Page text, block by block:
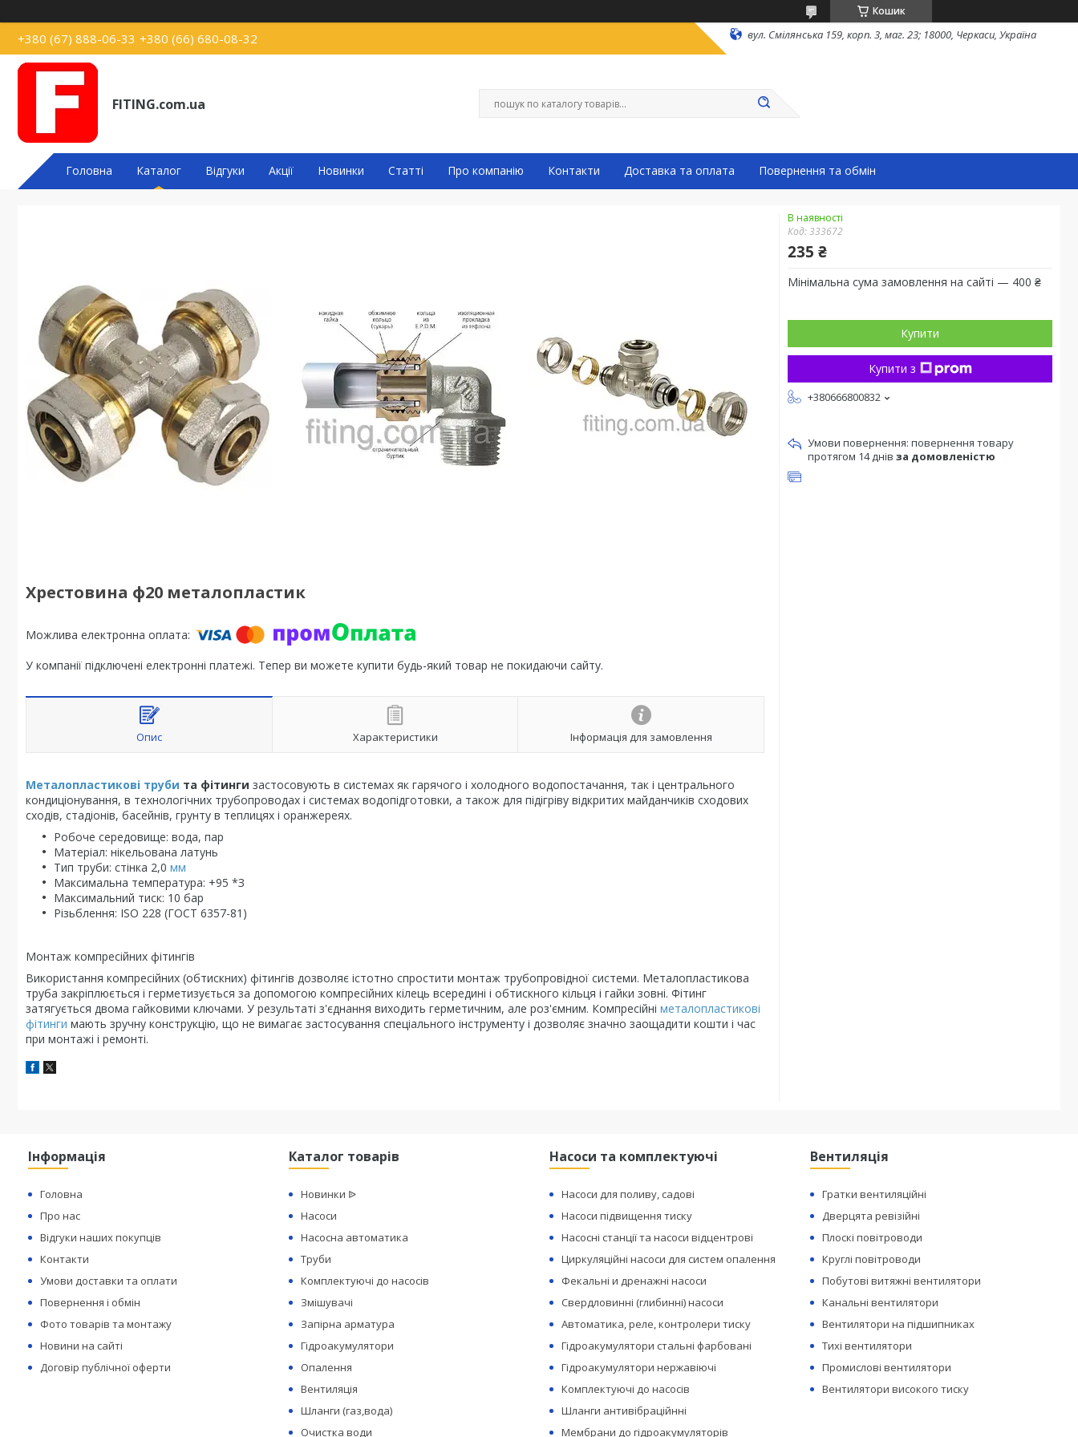
Кошик
+380 (67) 888-06-33 +380 (66) 680-08-32 вул. Смілянська 159, корп. 3, маг. 23; 18000, Черкаси, Україна
FITING.com.ua
Головна Каталог Відгуки Акції Новинки Статті Про компанію Контакти Доставка та оплата Повернення та обмін
Хрестовина ф20 металопластик
У компанії підключені електронні платежі. Тепер ви можете купити будь-який товар не покидаючи сайту.
Опис Характеристики Інформація для замовлення
Металопластикові труби та фітинги застосовують в системах як гарячого і холодного водопостачання, так і центрального
кондиціонування, в технологічних трубопроводах і системах водопідготовки, а також для підігріву відкритих майданчиків сходових
сходів, стадіонів, басейнів, грунту в теплицях і оранжереях.
Робоче середовище: вода, пар
Матеріал: нікельована латунь
Тип труби: стінка 2,0 мм
Максимальна температура: +95 *З
Максимальний тиск: 10 бар
Різьблення: ISO 228 (ГОСТ 6357-81)
Монтаж компресійних фітингів
Використання компресійних (обтискних) фітингів дозволяє істотно спростити монтаж трубопровідної системи. Металопластикова
труба закріплюється і герметизується за допомогою компресійних кілець всередині і обтискного кільця і гайки зовні. Фітинг
затягується двома гайковими ключами. У результаті з'єднання виходить герметичним, але роз'ємним. Компресійні металопластикові
фітинги мають зручну конструкцію, що не вимагає застосування спеціального інструменту і дозволяє значно заощадити кошти і час
при монтажі і ремонті.
В наявності
Код:333672
235 ₴
Мінімальна сума замовлення на сайті — 400 ₴
Купити
Купити з
+380666800832
повернення товару
протягом 14 днів за домовленістю
Інформація
Головна
Про нас
Відгуки наших покупців
Контакти
Умови доставки та оплати
Повернення і обмін
Фото товарів та монтажу
Новини на сайті
Договір публічної оферти
Каталог товарів
Новинки ᐉ
Насоси
Насосна автоматика
Труби
Комплектуючі до насосів
Змішувачі
Запірна арматура
Гідроакумулятори
Опалення
Вентиляція
Шланги (газ,вода)
Очистка води
Насоси та комплектуючі
Насоси для поливу, садові
Насоси підвищення тиску
Насосні станції та насоси відцентрові
Циркуляційні насоси для систем опалення
Фекальні и дренажні насоси
Свердловинні (глибинні) насоси
Автоматика, реле, контролери тиску
Гідроакумулятори стальні фарбовані
Гідроакумулятори нержавіючі
Комплектуючі до насосів
Шланги антивібраційнні
Мембрани до гідроакумуляторів
Вентиляція
Гратки вентиляційні
Дверцята ревізійні
Плоскі повітроводи
Круглі повітроводи
Побутові витяжні вентилятори
Канальні вентилятори
Вентилятори на підшипниках
Тихі вентилятори
Промислові вентилятори
Вентилятори високого тиску